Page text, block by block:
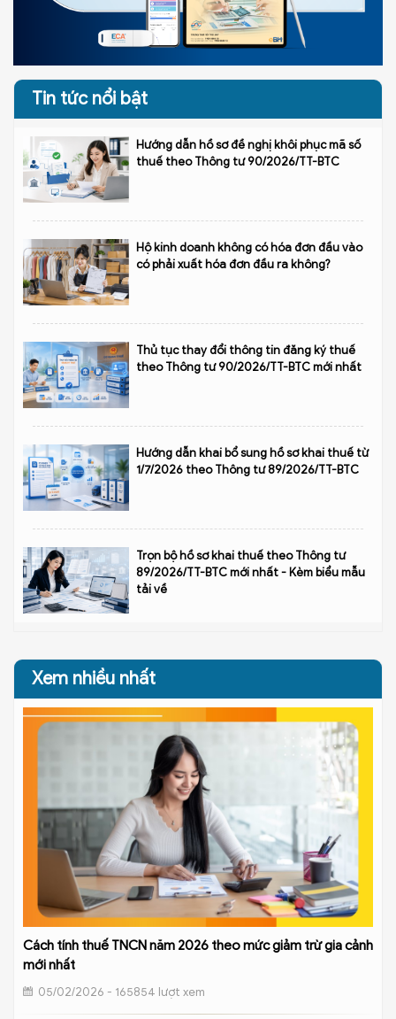
Tin tức nổi bật
Hướng dẫn hồ sơ đề nghị khôi phục mã số
thuế theo Thông tư 90/2026/TT-BTC
Hộ kinh doanh không có hóa đơn đầu vào
có phải xuất hóa đơn đầu ra không?
Thủ tục thay đổi thông tin đăng ký thuế
theo Thông tư 90/2026/TT-BTC mới nhất
Hướng dẫn khai bổ sung hồ sơ khai thuế từ
1/7/2026 theo Thông tư 89/2026/TT-BTC
Trọn bộ hồ sơ khai thuế theo Thông tư
89/2026/TT-BTC mới nhất - Kèm biểu mẫu
tải về
Xem nhiều nhất
Cách tính thuế TNCN năm 2026 theo mức giảm trừ gia cảnh
mới nhất
05/02/2026 - 165854 lượt xem